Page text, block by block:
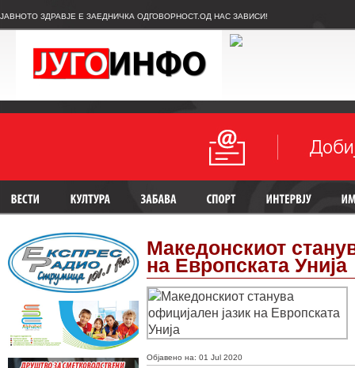
ЈАВНОТО ЗДРАВЈЕ Е ЗАЕДНИЧКА ОДГОВОРНОСТ.ОД НАС ЗАВИСИ!
Македонскиот
на Европската Унија
Објавено на: 01 Jul 2020